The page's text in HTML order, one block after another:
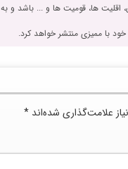
اقلیت ها، قومیت ها و ... باشد و
با ممیزی منتشر خواهد کرد.
علامت‌گذاری شده‌اند *